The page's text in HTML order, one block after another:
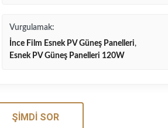
Vurgulamak:
İnce Film Esnek PV Güneş Panelleri,
Esnek PV Güneş Panelleri 120W
ŞIMDI SOR